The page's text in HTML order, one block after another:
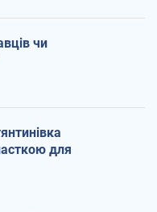
чи
для